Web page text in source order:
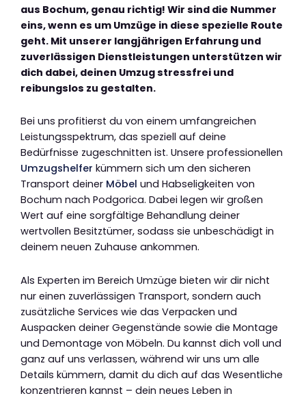
aus Bochum, genau richtig! Wir sind die Nummer
eins, wenn es um Umzüge in diese spezielle Route
geht. Mit unserer langjährigen Erfahrung und
zuverlässigen Dienstleistungen unterstützen wir
dich dabei, deinen Umzug stressfrei und
reibungslos zu gestalten.
Bei uns profitierst du von einem umfangreichen
Leistungsspektrum, das speziell auf deine
Bedürfnisse zugeschnitten ist. Unsere professionellen
Umzugshelfer kümmern sich um den sicheren
Transport deiner Möbel und Habseligkeiten von
Bochum nach Podgorica. Dabei legen wir großen
Wert auf eine sorgfältige Behandlung deiner
wertvollen Besitztümer, sodass sie unbeschädigt in
deinem neuen Zuhause ankommen.
Als Experten im Bereich Umzüge bieten wir dir nicht
nur einen zuverlässigen Transport, sondern auch
zusätzliche Services wie das Verpacken und
Auspacken deiner Gegenstände sowie die Montage
und Demontage von Möbeln. Du kannst dich voll und
ganz auf uns verlassen, während wir uns um alle
Details kümmern, damit du dich auf das Wesentliche
konzentrieren kannst – dein neues Leben in